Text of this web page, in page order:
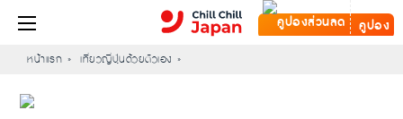
คูปอง
หน้าแรก เที่ยวญี่ปุ่นด้วยตัวเอง